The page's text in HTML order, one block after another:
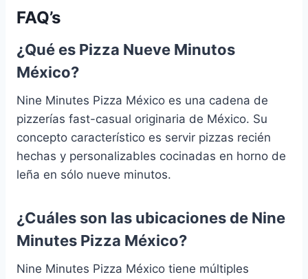
FAQ’s
¿Qué es Pizza Nueve Minutos
México?
Nine Minutes Pizza México es una cadena de
pizzerías fast-casual originaria de México. Su
concepto característico es servir pizzas recién
hechas y personalizables cocinadas en horno de
leña en sólo nueve minutos.
¿Cuáles son las ubicaciones de Nine
Minutes Pizza México?
Nine Minutes Pizza México tiene múltiples